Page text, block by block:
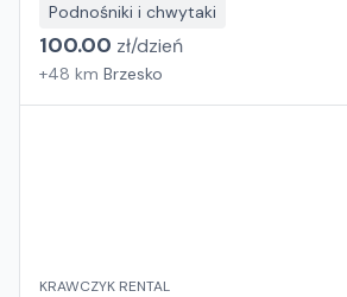
Podnośniki i chwytaki
100.00 zł/dzień
+48 km Brzesko
KRAWCZYK RENTAL